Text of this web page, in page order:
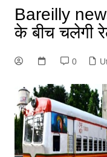
Bareilly
के बीच चलेगी
0